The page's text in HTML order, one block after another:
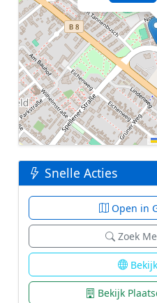
Snelle Acties
Open in
Zoek
Bekijk